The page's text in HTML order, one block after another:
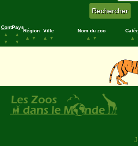
Cont.
▲
▼
Pays
▲
▼
Région
▲
▼
Ville
▲
▼
Nom du zoo
▲
▼
▲